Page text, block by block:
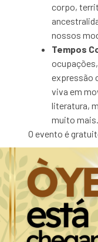
corpo,
nossos
Tempos
expressão
viva em
literatura,
muito mais.
O evento é